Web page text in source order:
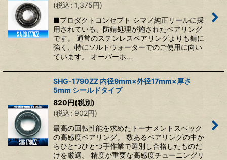
(税込: 1,375円)
■プロダクトコンセプト シマノ純正リールに採
用されている、防錆処理が施されたベアリング
です。 通常のステンレスベアリングよりも錆に
強く、特にソルトウォーターでのご使用に向い
ています。 オーバーホ…
SHG-1790ZZ 内径9mm×外径17mm×厚さ
5mm シールドタイプ
820円(税別)
(税込: 902円)
最高の回転性能を求めたトーナメントスペック
の高感度ベアリング。 数あるベアリングの中か
らひとつひとつ手作業で選別し合格したものだ
けを厳選。 精度が重要な高感度チューニングリ